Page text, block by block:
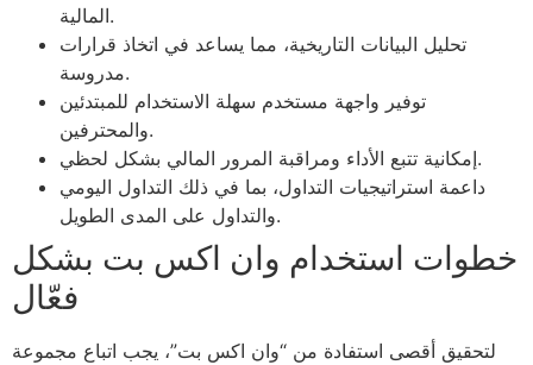
المالية.
تحليل البيانات التاريخية، مما يساعد في اتخاذ قرارات
مدروسة.
توفير واجهة مستخدم سهلة الاستخدام للمبتدئين
والمحترفين.
إمكانية تتبع الأداء ومراقبة المرور المالي بشكل لحظي.
داعمة استراتيجيات التداول، بما في ذلك التداول اليومي
والتداول على المدى الطويل.
خطوات استخدام وان اكس بت بشكل
فعّال
لتحقيق أقصى استفادة من “وان اكس بت”، يجب اتباع مجموعة